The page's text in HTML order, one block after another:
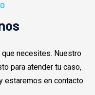
necesites. Nuestro
para atender tu caso,
estaremos en contacto.